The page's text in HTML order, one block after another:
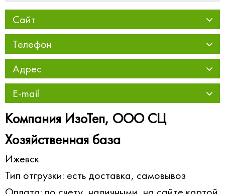
Сайт
Телефон
Адрес
E-mail
Компания ИзоТеп, ООО СЦ
Хозяйственная база
Ижевск
Тип отгрузки: есть доставка, самовывоз